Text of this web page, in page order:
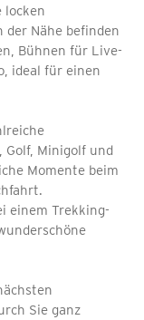
locken
der Nähe befinden
Bühnen für Live-
ideal für einen
Minigolf und
Momente beim
einem Trekking-
Sie ganz